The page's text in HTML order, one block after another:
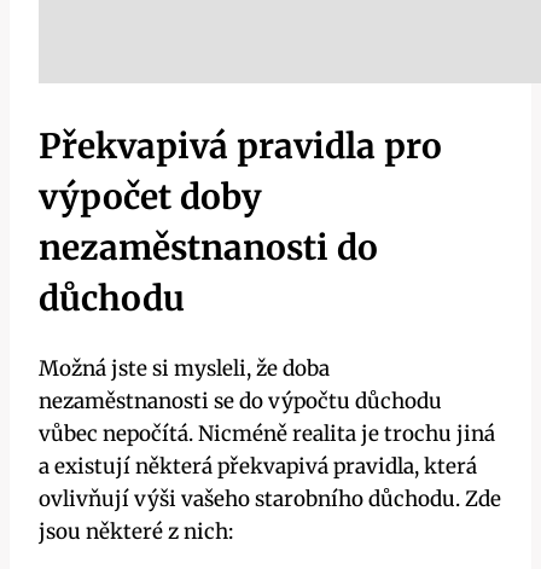
Překvapivá pravidla pro
výpočet doby
nezaměstnanosti do
důchodu
Možná jste si mysleli, že doba
nezaměstnanosti se do výpočtu důchodu
vůbec nepočítá. Nicméně realita je trochu jiná
a existují některá překvapivá pravidla, která
ovlivňují výši vašeho starobního důchodu. Zde
jsou některé z nich: